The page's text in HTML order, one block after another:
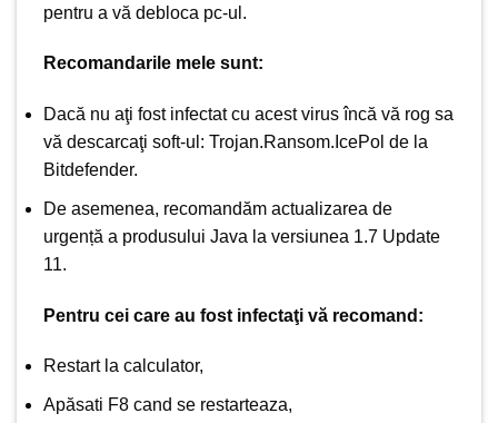
pentru a vă debloca pc-ul.
Recomandarile mele sunt:
Dacă nu aţi fost infectat cu acest virus încă vă rog sa
vă descarcaţi soft-ul: Trojan.Ransom.IcePol de la
Bitdefender.
De asemenea, recomandăm actualizarea de
urgență a produsului Java la versiunea 1.7 Update
11.
Pentru cei care au fost infectaţi vă recomand:
Restart la calculator,
Apăsati F8 cand se restarteaza,